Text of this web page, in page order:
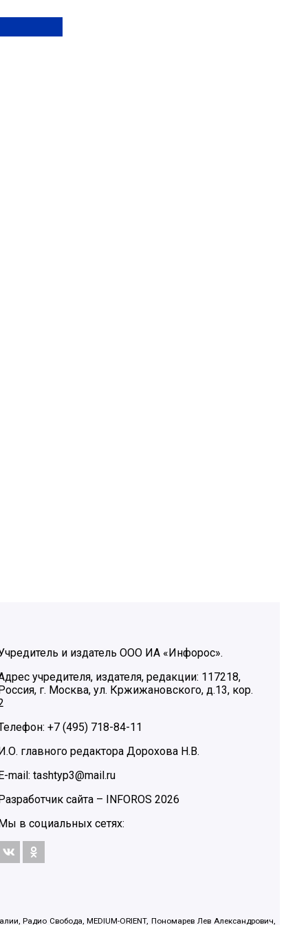
и издатель ООО ИА «Инфорос».
учредителя, издателя, редакции: 117218,
г. Москва, ул. Кржижановского, д.13, кор.
+7 (495) 718-84-11
главного редактора Дорохова Н.В.
mail: tashtyp3@mail.ru
сайта –
INFOROS 2026
в социальных сетях:
Радио Свобода, MEDIUM-ORIENT, Пономарев Лев Александрович,